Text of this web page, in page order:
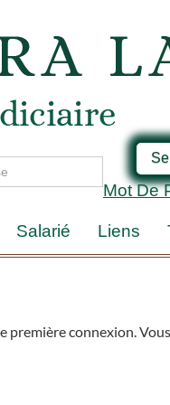
Mot De
Salarié Liens
connexion.